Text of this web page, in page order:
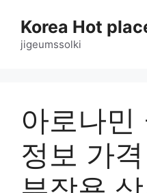
content
Korea Hot
jigeumssolki
아로나민
정보 가